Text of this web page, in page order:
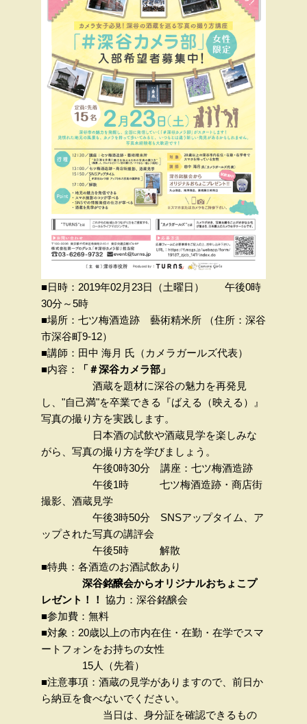
■日時：2019年02月23日（土曜日） 午後0時
30分～5時
■場所：七ツ梅酒造跡 藝術精米所 （住所：深谷
市深谷町9-12）
■講師：田中 海月 氏（カメラガールズ代表）
■内容：
「＃深谷カメラ部」
酒蔵を題材に深谷の魅力を再発見
し、"自己満"を卒業できる『ばえる（映える）』
写真の撮り方を実践します。
日本酒の試飲や酒蔵見学を楽しみな
がら、写真の撮り方を学びましょう。
午後0時30分 講座：七ツ梅酒造跡
午後1時 七ツ梅酒造跡・商店街
撮影、酒蔵見学
午後3時50分 SNSアップタイム、ア
ップされた写真の講評会
午後5時 解散
■特典：各酒造のお酒試飲あり
深谷銘醸会からオリジナルおちょこプ
レゼント！！ 協力：深谷銘醸会
■参加費：無料
■対象：20歳以上の市内在住・在勤・在学でスマ
ートフォンをお持ちの女性
15人（先着）
■注意事項：酒蔵の見学がありますので、前日か
ら納豆を食べないでください。
当日は、身分証を確認できるもの